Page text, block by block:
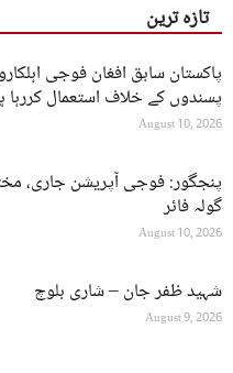
تازہ ترین
پاکستان سابق افغان فوجی
پسندوں کے خلاف استعمال کررہا
August 10, 2026
پنجگور: فوجی آپریشن جاری،
گولہ فائر
August 10, 2026
شہید ظفر جان – شاری بلوچ
August 9, 2026